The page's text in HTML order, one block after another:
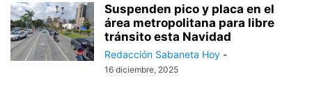
Suspenden pico y placa en el
área metropolitana para libre
tránsito esta Navidad
Redacción Sabaneta Hoy -
16 diciembre, 2025